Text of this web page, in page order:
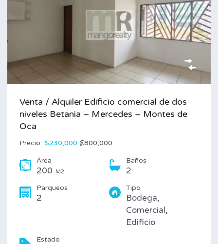
Venta / Alquiler Edificio comercial de dos
niveles Betania – Mercedes – Montes de
Oca
Precio $230,000 ₡800,000
Área
200 M2
Baños
2
Parqueos
2
Tipo
Bodega,
Comercial,
Edificio
Estado